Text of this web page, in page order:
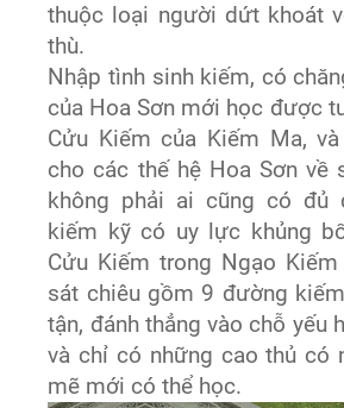
thuộc loại người dứt khoát
thù.
Nhập tình sinh kiếm, có
của Hoa Sơn mới học được
Cửu Kiếm của Kiếm Ma,
cho các thế hệ Hoa Sơn về
không phải ai cũng có đủ
kiếm kỹ có uy lực khủng
Cửu Kiếm trong Ngạo
sát chiêu gồm 9 đường
tận, đánh thẳng vào chỗ yếu
và chỉ có những cao thủ có
mẽ mới có thể học.